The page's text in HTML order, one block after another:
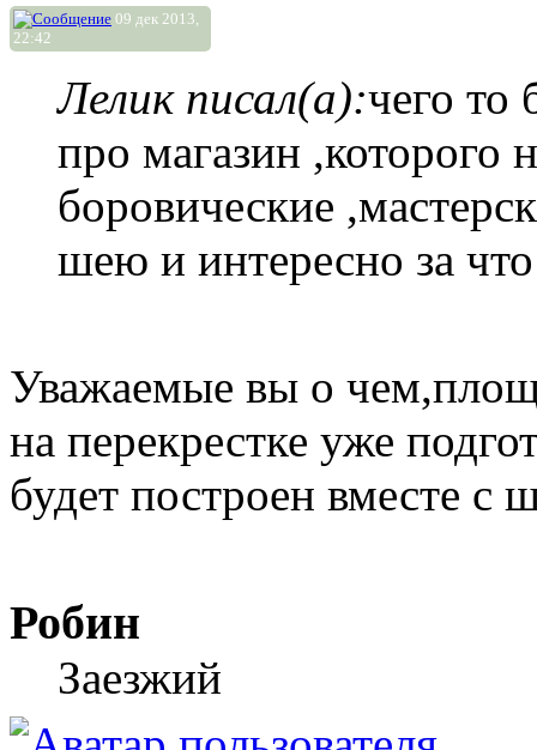
09 дек 2013,
22:42
Лелик писал(а):чего то
про магазин ,которого
боровические
шею и интересно за
Уважаемые вы о
на перекрестке уже
будет построен вместе с
Робин
Заезжий